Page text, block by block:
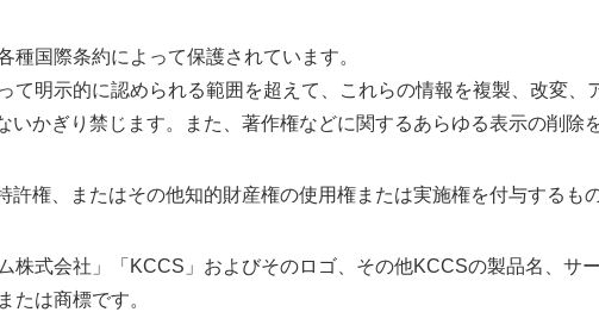
国際条約によって保護されています。
明示的に認められる範囲を超えて、これらの情報を複製、改変、
かぎり禁じます。また、著作権などに関するあらゆる表示の削除
権、またはその他知的財産権の使用権または実施権を付与するも
株式会社」「KCCS」およびそのロゴ、その他KCCSの製品名、サ
たは商標です。